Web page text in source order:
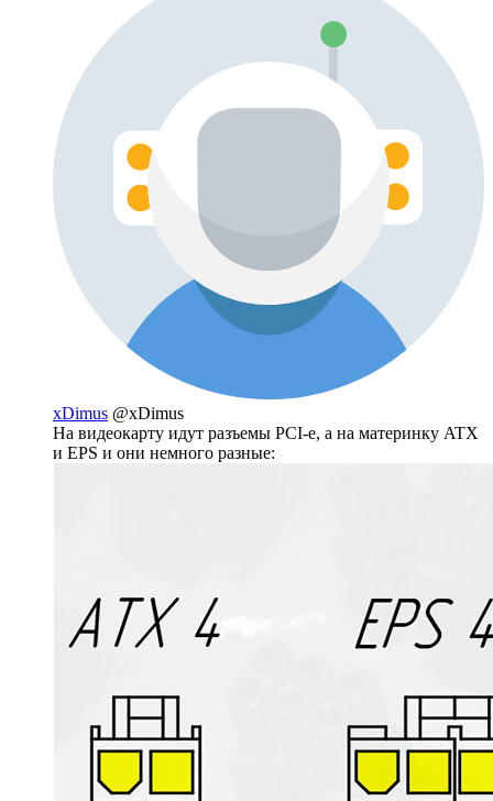
xDimus @xDimus
На видеокарту идут разъемы PCI-e, а на материнку ATX
и EPS и они немного разные: